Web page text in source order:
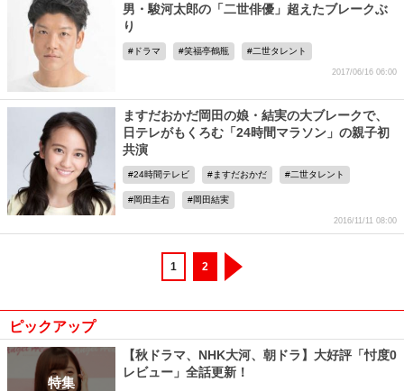
男・駿河太郎の「二世俳優」超えたブレークぶ
り
ドラマ 笑福亭鶴瓶 二世タレント
2017/06/16 06:00
ますだおかだ岡田の娘・結実の大ブレークで、
日テレがもくろむ「24時間マラソン」の親子初
共演
24時間テレビ ますだおかだ 二世タレント
岡田圭右 岡田結実
2016/11/11 08:00
1 2
ピックアップ
特集
【秋ドラマ、NHK大河、朝ドラ】大好評「忖度0
レビュー」全話更新！